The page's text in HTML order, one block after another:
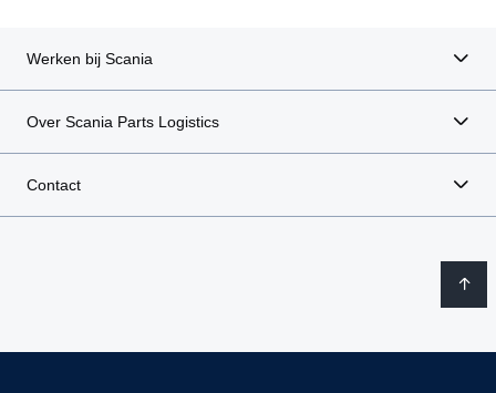
Werken bij Scania
Over Scania Parts Logistics
Contact